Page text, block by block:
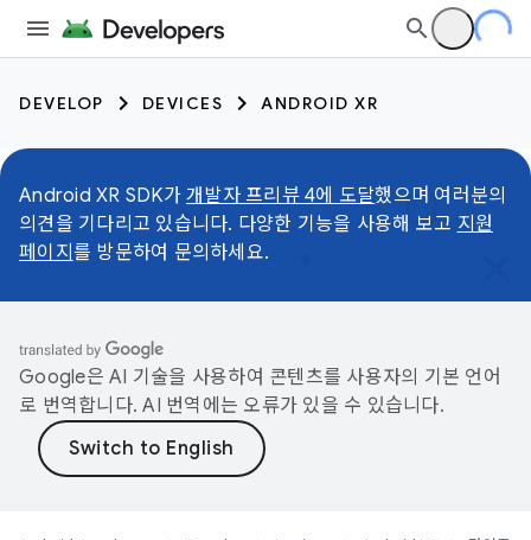
DEVELOP DEVICES ANDROID XR
Android XR SDK가 개발자 프리뷰 4에 도달했으며 여러분의
의견을 기다리고 있습니다. 다양한 기능을 사용해 보고 지원
페이지 를 방문하여 문의하세요.
Google은 AI 기술을 사용하여 콘텐츠를 사용자의 기본 언어
로 번역합니다. AI 번역에는 오류가 있을 수 있습니다.